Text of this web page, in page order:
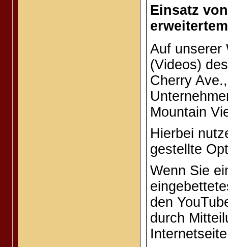
Einsatz
Auf unserer
(Videos)
Cherry
Mountain
Hierbei
gestellte
Wenn Sie
den
durch